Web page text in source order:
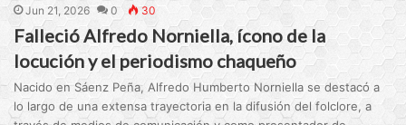
Jun 21, 2026 0 30
Falleció Alfredo Norniella, ícono de la
locución y el periodismo chaqueño
Nacido en Sáenz Peña, Alfredo Humberto Norniella se destacó a
lo largo de una extensa trayectoria en la difusión del folclore, a